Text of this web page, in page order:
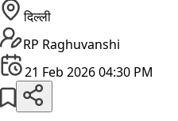
दिल्ली
RP Raghuvanshi
21 Feb 2026 04:30 PM